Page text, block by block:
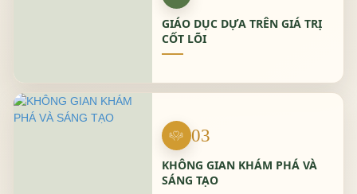
GIÁO DỤC DỰA TRÊN GIÁ TRỊ
CỐT LÕI
03
KHÔNG GIAN KHÁM PHÁ VÀ
SÁNG TẠO